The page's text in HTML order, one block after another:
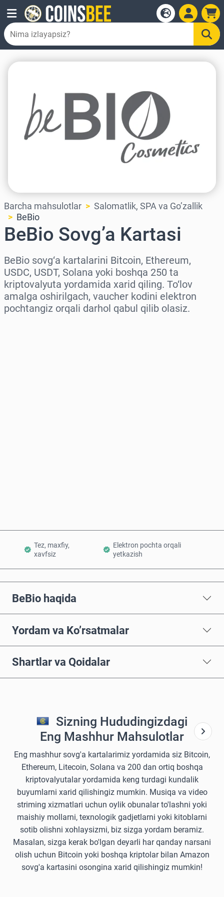
Barcha mahsulotlar
Salomatlik, SPA va Go’zallik
BeBio
BeBio Sovg’a Kartasi
BeBio sovg‘a kartalarini Bitcoin, Ethereum,
USDC, USDT, Solana yoki boshqa 250 ta
kriptovalyuta yordamida xarid qiling. To‘lov
amalga oshirilgach, vaucher kodini elektron
pochtangiz orqali darhol qabul qilib olasiz.
Tez, maxfiy,
xavfsiz
Elektron pochta orqali
yetkazish
BeBio haqida
Yordam va Ko’rsatmalar
Shartlar va Qoidalar
Sizning Hududingizdagi
Eng Mashhur Mahsulotlar
Eng mashhur sovg'a kartalarimiz yordamida siz Bitcoin,
Ethereum, Litecoin, Solana va 200 dan ortiq boshqa
kriptovalyutalar yordamida keng turdagi kundalik
buyumlarni xarid qilishingiz mumkin. Musiqa va video
striming xizmatlari uchun oylik obunalar to'lashni yoki
maishiy mollarni, texnologik gadjetlarni yoki kitoblarni
sotib olishni xohlaysizmi, biz sizga yordam beramiz.
Masalan, sizga kerak bo'lgan deyarli har qanday narsani
olish uchun Bitcoin yoki boshqa kriptolar bilan Amazon
sovg'a kartasini osongina xarid qilishingiz mumkin!